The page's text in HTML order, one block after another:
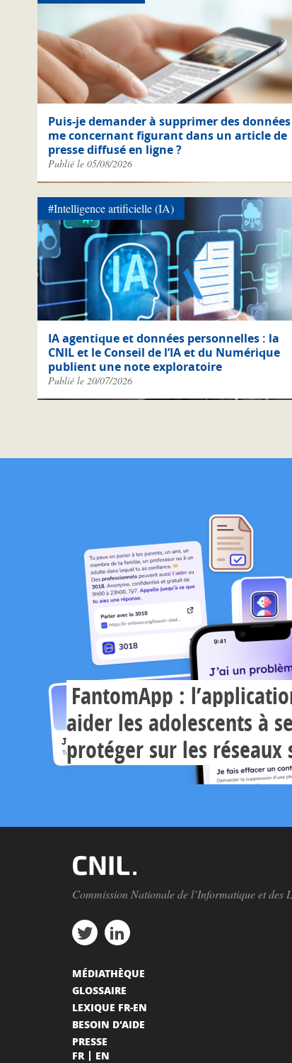
Puis-je demander à supprimer des données
me concernant figurant dans un article de
presse diffusé en ligne ?
Publié le 05/08/2026
IA agentique et données personnelles : la
CNIL et le Conseil de l’IA et du Numérique
publient une note exploratoire
Publié le 20/07/2026
#Intelligence artificielle (IA)
FantomApp :
aider les adolescents à se
protéger sur les réseaux
Commission Nationale de l’Informatique et des
MÉDIATHÈQUE
GLOSSAIRE
LEXIQUE FR-EN
BESOIN D'AIDE
PRESSE
FR
EN